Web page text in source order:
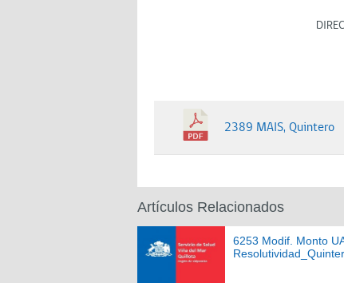
2389 MAIS, Quintero
Artículos Relacionados
6253 Modif. Monto